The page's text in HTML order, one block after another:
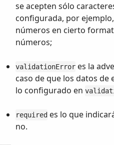
se acepten sólo
configurada, por
números en cierto
números;
validationError es la
caso de que los datos de
lo configurado en
required es lo que
no.